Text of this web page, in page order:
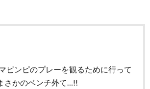
ピンピのプレーを観るために行って
さかのベンチ外て…!!